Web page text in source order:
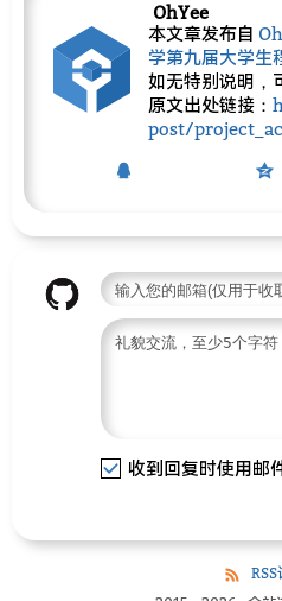
OhYee
本文章发布自
学第九届大学生
如无特别说明，
原文出处链接：
post/
收到回复时使用邮
RSS